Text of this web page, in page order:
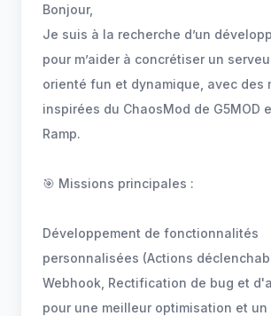
Bonjour,
Je suis à la recherche d’un
pour m’aider à concrétiser un
orienté fun et dynamique, avec des
inspirées du ChaosMod de G5MOD
Ramp.
🎯 Missions principales :
Développement de fonctionnalités
personnalisées (Actions
Webhook, Rectification de bug et
pour une meilleur optimisation et un